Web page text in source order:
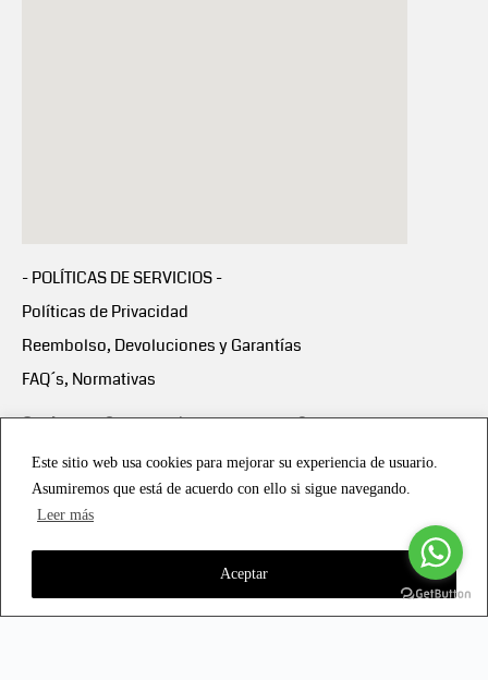
Este sitio web usa cookies para mejorar su experiencia de usuario.
Asumiremos que está de acuerdo con ello si sigue navegando.
Leer más
Aceptar
- POLÍTICAS DE SERVICIOS -
Políticas de Privacidad
Reembolso, Devoluciones y Garantías
FAQ´s, Normativas
Scalapay:Compra ahora y paga en 3 cuotas
Scalapay Política Privacidad
Copyright © 2021 all rights reserved - Vialmotor